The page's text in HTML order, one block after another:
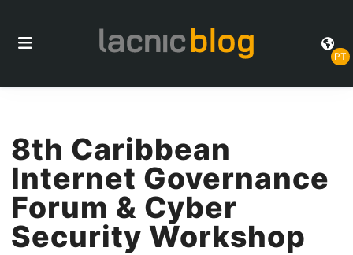
PT
8th Caribbean
Internet Governance
Forum & Cyber
Security Workshop